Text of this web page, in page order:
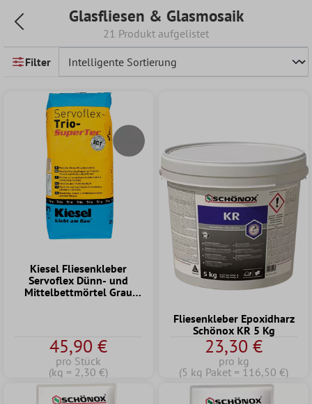
Glasfliesen & Glasmosaik
21 Produkt aufgelistet
Filter
Kiesel Fliesenkleber
Servoflex Dünn- und
Mittelbettmörtel Grau
45,90 €
pro Stück
(kg = 2,30 €)
Fliesenkleber Epoxidharz
Schönox KR 5 Kg
23,30 €
pro kg
(5 kg Paket = 116,50 €)